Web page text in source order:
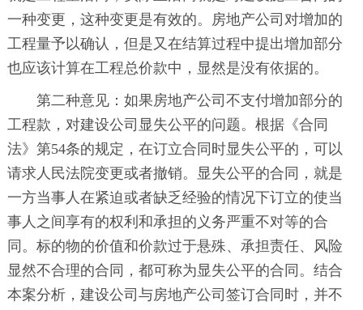
一种变更，这种变更是有效的。房地产公司对增加的
工程量予以确认，但是又在结算过程中提出增加部分
也应该计算在工程总价款中，显然是没有依据的。
第二种意见：如果房地产公司不支付增加部分的
工程款，对建设公司显失公平的问题。根据《合同
法》第54条的规定，在订立合同时显失公平的，可以
请求人民法院变更或者撤销。显失公平的合同，就是
一方当事人在紧迫或者缺乏经验的情况下订立的使当
事人之间享有的权利和承担的义务严重不对等的合
同。标的物的价值和价款过于悬殊、承担责任、风险
显然不合理的合同，都可称为显失公平的合同。结合
本案分析，建设公司与房地产公司签订合同时，并不